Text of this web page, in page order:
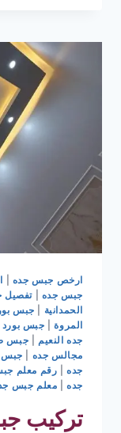
ترميم
جده
|
جده
ارخص جبس جده
جبس جده
تفصيل
الحمدانية
جبس
المروة| جبس بورد
جده النعيم
جبس
مجالس جده
جبس
جده| رقم معلم
جده| معلم جبس
تركيب